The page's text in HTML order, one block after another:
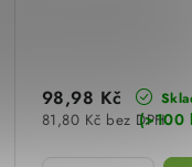
(>100
81,80 Kč bez DPH
98,98 Kč